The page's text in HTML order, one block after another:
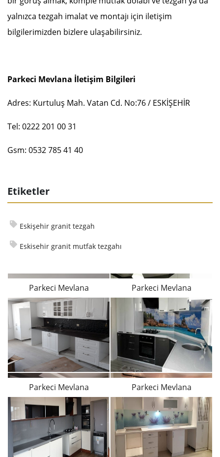
yalnızca tezgah imalat ve montajı için iletişim
bilgilerimizden bizlere ulaşabilirsiniz.
Parkeci Mevlana İletişim Bilgileri
Adres: Kurtuluş Mah. Vatan Cd. No:76 / ESKİŞEHİR
Tel: 0222 201 00 31
Gsm: 0532 785 41 40
Etiketler
Eskişehir granit tezgah
Eskisehir granit mutfak tezgahı
Parkeci Mevlana Parkeci Mevlana
Parkeci Mevlana Parkeci Mevlana